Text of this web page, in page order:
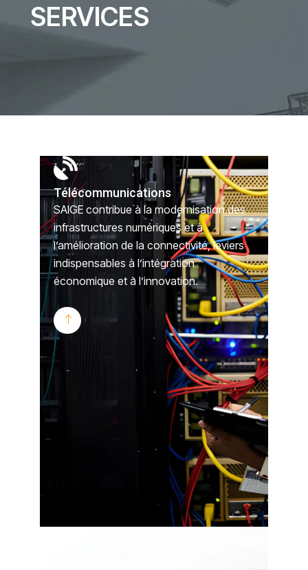
SERVICES
Télécommunications
SAIGE contribue à la modernisation des
infrastructures numériques et à
l’amélioration de la connectivité, leviers
indispensables à l’intégration
économique et à l’innovation.